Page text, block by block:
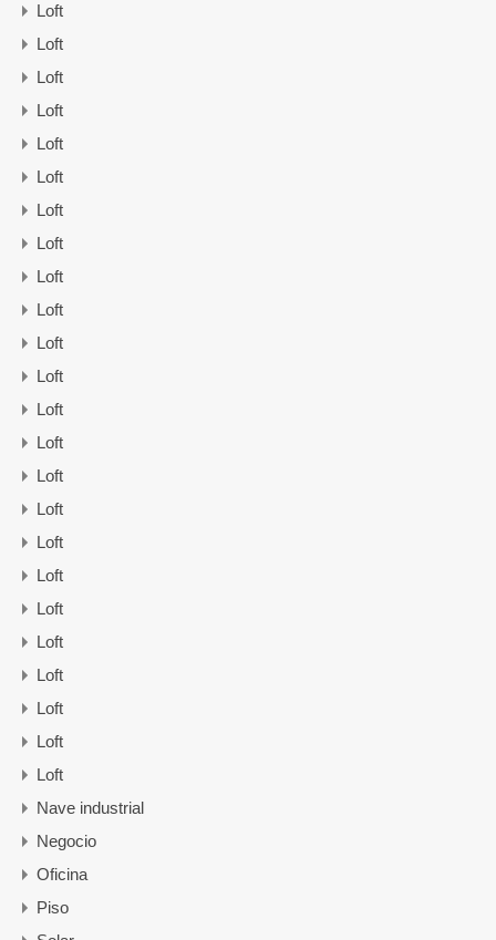
Loft
Loft
Loft
Loft
Loft
Loft
Loft
Loft
Loft
Loft
Loft
Loft
Loft
Loft
Loft
Loft
Loft
Loft
Loft
Loft
Loft
Loft
Loft
Loft
Nave industrial
Negocio
Oficina
Piso